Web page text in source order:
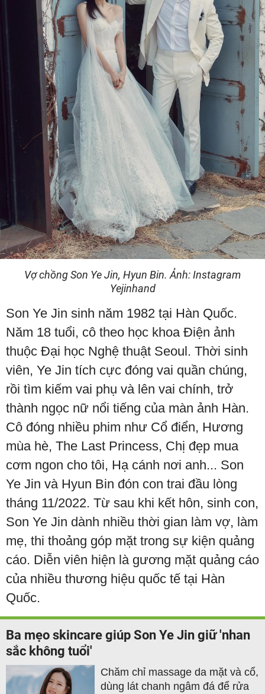
Vợ chồng Son Ye Jin, Hyun Bin. Ảnh: Instagram
Yejinhand
Son Ye Jin sinh năm 1982 tại Hàn Quốc.
Năm 18 tuổi, cô theo học khoa Điện ảnh
thuộc Đại học Nghệ thuật Seoul. Thời sinh
viên, Ye Jin tích cực đóng vai quần chúng,
rồi tìm kiếm vai phụ và lên vai chính, trở
thành ngọc nữ nổi tiếng của màn ảnh Hàn.
Cô đóng nhiều phim như Cổ điển, Hương
mùa hè, The Last Princess, Chị đẹp mua
cơm ngon cho tôi, Hạ cánh nơi anh... Son
Ye Jin và Hyun Bin đón con trai đầu lòng
tháng 11/2022. Từ sau khi kết hôn, sinh con,
Son Ye Jin dành nhiều thời gian làm vợ, làm
mẹ, thi thoảng góp mặt trong sự kiện quảng
cáo. Diễn viên hiện là gương mặt quảng cáo
của nhiều thương hiệu quốc tế tại Hàn
Quốc.
Ba mẹo skincare giúp Son Ye Jin giữ 'nhan
sắc không tuổi'
Chăm chỉ massage da mặt và cổ,
dùng lát chanh ngâm đá để rửa